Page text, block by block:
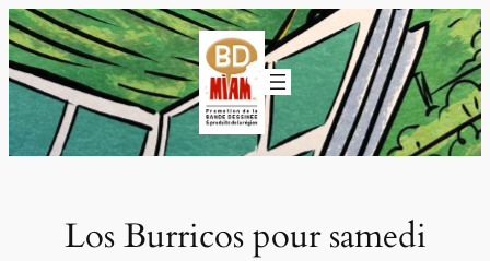
Aller
au
contenu
Los Burricos pour samedi